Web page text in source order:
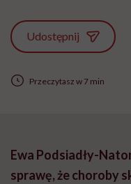
Udostępnij
Przeczytasz w 7 min
Ewa Podsiadły-
sprawę, że choroby